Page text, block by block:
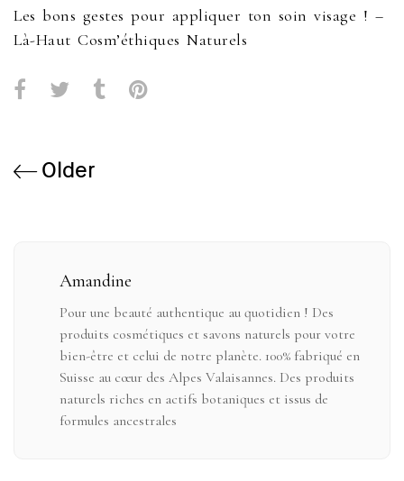
Les bons gestes pour appliquer ton soin visage ! –
Là-Haut Cosm’éthiques Naturels
Older
Amandine
Pour une beauté authentique au quotidien ! Des
produits cosmétiques et savons naturels pour votre
bien-être et celui de notre planète. 100% fabriqué en
Suisse au cœur des Alpes Valaisannes. Des produits
naturels riches en actifs botaniques et issus de
formules ancestrales